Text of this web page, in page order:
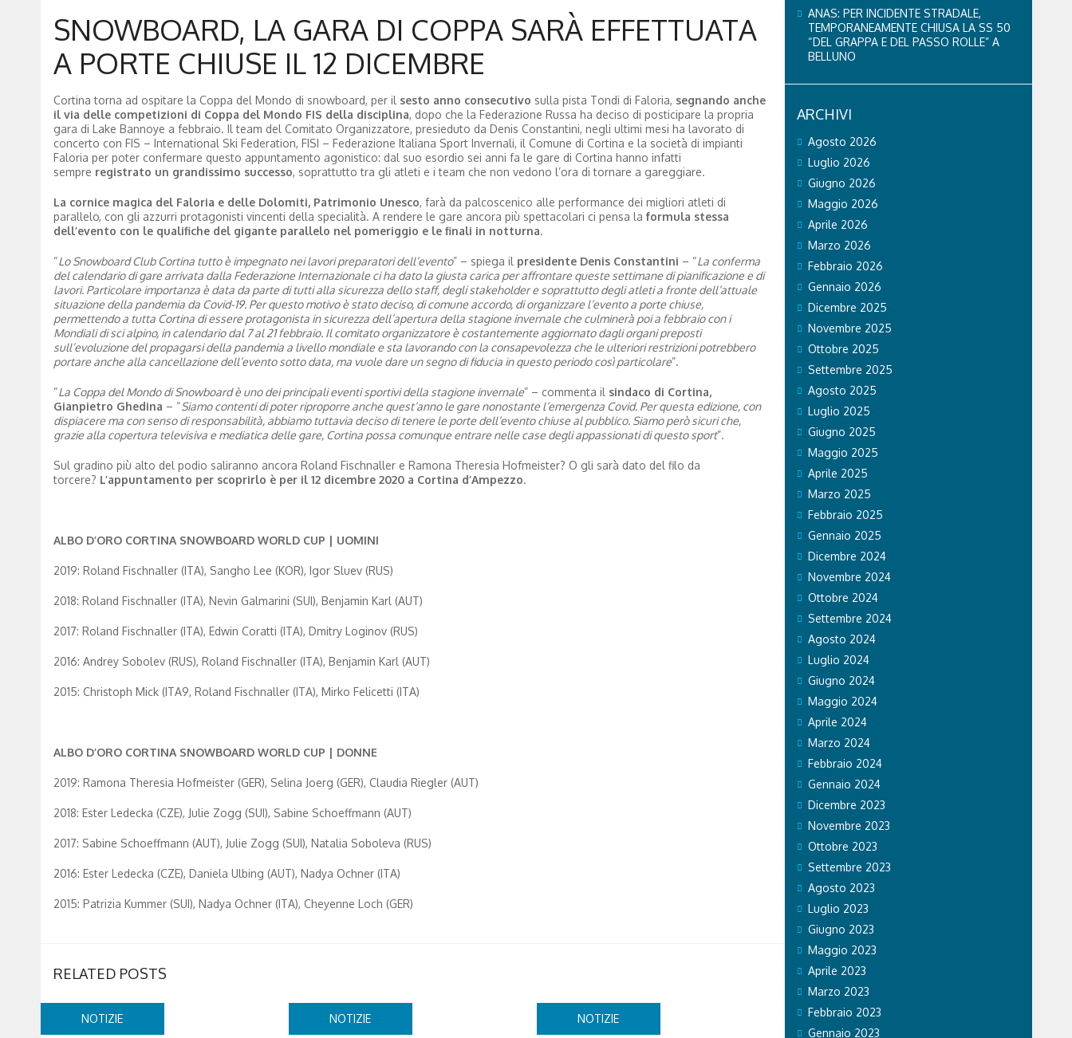
SNOWBOARD, LA GARA DI COPPA SARÀ EFFETTUATA
A PORTE CHIUSE IL 12 DICEMBRE
Cortina torna ad ospitare la Coppa del Mondo di snowboard, per il sesto anno consecutivo sulla pista Tondi di Faloria, segnando anche
il via delle competizioni di Coppa del Mondo FIS della disciplina, dopo che la Federazione Russa ha deciso di posticipare la propria
gara di Lake Bannoye a febbraio. Il team del Comitato Organizzatore, presieduto da Denis Constantini, negli ultimi mesi ha lavorato di
concerto con FIS – International Ski Federation, FISI – Federazione Italiana Sport Invernali, il Comune di Cortina e la società di impianti
Faloria per poter confermare questo appuntamento agonistico: dal suo esordio sei anni fa le gare di Cortina hanno infatti
sempre registrato un grandissimo successo, soprattutto tra gli atleti e i team che non vedono l’ora di tornare a gareggiare.
La cornice magica del Faloria e delle Dolomiti, Patrimonio Unesco, farà da palcoscenico alle performance dei migliori atleti di
parallelo, con gli azzurri protagonisti vincenti della specialità. A rendere le gare ancora più spettacolari ci pensa la formula stessa
dell’evento con le qualifiche del gigante parallelo nel pomeriggio e le finali in notturna.
“Lo Snowboard Club Cortina tutto è impegnato nei lavori preparatori dell’evento” – spiega il presidente Denis Constantini – “La conferma
del calendario di gare arrivata dalla Federazione Internazionale ci ha dato la giusta carica per affrontare queste settimane di pianificazione e di
lavori. Particolare importanza è data da parte di tutti alla sicurezza dello staff, degli stakeholder e soprattutto degli atleti a fronte dell’attuale
situazione della pandemia da Covid-19. Per questo motivo è stato deciso, di comune accordo, di organizzare l’evento a porte chiuse,
permettendo a tutta Cortina di essere protagonista in sicurezza dell’apertura della stagione invernale che culminerà poi a febbraio con i
Mondiali di sci alpino, in calendario dal 7 al 21 febbraio. Il comitato organizzatore è costantemente aggiornato dagli organi preposti
sull’evoluzione del propagarsi della pandemia a livello mondiale e sta lavorando con la consapevolezza che le ulteriori restrizioni potrebbero
portare anche alla cancellazione dell’evento sotto data, ma vuole dare un segno di fiducia in questo periodo così particolare”.
“La Coppa del Mondo di Snowboard è uno dei principali eventi sportivi della stagione invernale” – commenta il sindaco di Cortina,
Gianpietro Ghedina – “Siamo contenti di poter riproporre anche quest’anno le gare nonostante l’emergenza Covid. Per questa edizione, con
dispiacere ma con senso di responsabilità, abbiamo tuttavia deciso di tenere le porte dell’evento chiuse al pubblico. Siamo però sicuri che,
grazie alla copertura televisiva e mediatica delle gare, Cortina possa comunque entrare nelle case degli appassionati di questo sport”.
Sul gradino più alto del podio saliranno ancora Roland Fischnaller e Ramona Theresia Hofmeister? O gli sarà dato del filo da
torcere? L’appuntamento per scoprirlo è per il 12 dicembre 2020 a Cortina d’Ampezzo.
ALBO D’ORO CORTINA SNOWBOARD WORLD CUP | UOMINI
2019: Roland Fischnaller (ITA), Sangho Lee (KOR), Igor Sluev (RUS)
2018: Roland Fischnaller (ITA), Nevin Galmarini (SUI), Benjamin Karl (AUT)
2017: Roland Fischnaller (ITA), Edwin Coratti (ITA), Dmitry Loginov (RUS)
2016: Andrey Sobolev (RUS), Roland Fischnaller (ITA), Benjamin Karl (AUT)
2015: Christoph Mick (ITA9, Roland Fischnaller (ITA), Mirko Felicetti (ITA)
ALBO D’ORO CORTINA SNOWBOARD WORLD CUP | DONNE
2019: Ramona Theresia Hofmeister (GER), Selina Joerg (GER), Claudia Riegler (AUT)
2018: Ester Ledecka (CZE), Julie Zogg (SUI), Sabine Schoeffmann (AUT)
2017: Sabine Schoeffmann (AUT), Julie Zogg (SUI), Natalia Soboleva (RUS)
2016: Ester Ledecka (CZE), Daniela Ulbing (AUT), Nadya Ochner (ITA)
2015: Patrizia Kummer (SUI), Nadya Ochner (ITA), Cheyenne Loch (GER)
RELATED POSTS
NOTIZIE NOTIZIE NOTIZIE
ANAS: PER INCIDENTE STRADALE,
TEMPORANEAMENTE CHIUSA LA SS 50
“DEL GRAPPA E DEL PASSO ROLLE” A
BELLUNO
ARCHIVI
Agosto 2026
Luglio 2026
Giugno 2026
Maggio 2026
Aprile 2026
Marzo 2026
Febbraio 2026
Gennaio 2026
Dicembre 2025
Novembre 2025
Ottobre 2025
Settembre 2025
Agosto 2025
Luglio 2025
Giugno 2025
Maggio 2025
Aprile 2025
Marzo 2025
Febbraio 2025
Gennaio 2025
Dicembre 2024
Novembre 2024
Ottobre 2024
Settembre 2024
Agosto 2024
Luglio 2024
Giugno 2024
Maggio 2024
Aprile 2024
Marzo 2024
Febbraio 2024
Gennaio 2024
Dicembre 2023
Novembre 2023
Ottobre 2023
Settembre 2023
Agosto 2023
Luglio 2023
Giugno 2023
Maggio 2023
Aprile 2023
Marzo 2023
Febbraio 2023
Gennaio 2023